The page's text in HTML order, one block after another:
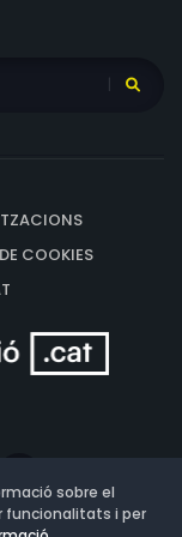
COOKIES
sobre el
funcionalitats i per